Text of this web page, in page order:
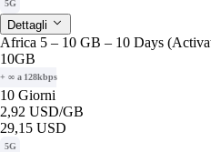
5G
Dettagli
Africa 5 – 10 GB – 10 Days
10GB
+ ∞ a 128kbps
10 Giorni
2,92 USD/GB
29,15 USD
5G